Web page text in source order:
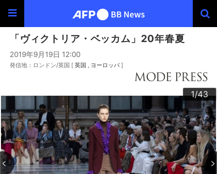
「ヴィクトリア・ベッカム」20年春夏
2019年9月19日 12:00
発信地：ロンドン/英国 [ 英国 ヨーロッパ ]
1/43
2/43
3/43
4/43
5/43
6/43
7/43
8/43
9/43
10/43
11/43
12/43
13/43
14/43
15/43
16/43
17/43
18/43
19/43
20/43
21/43
22/43
23/43
24/43
25/43
26/43
27/43
28/43
29/43
30/43
31/43
32/43
33/43
34/43
35/43
36/43
37/43
38/43
39/43
40/43
41/43
42/43
43/43